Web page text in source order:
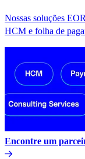
Nossas soluções
HCM e folha de
Encontre um